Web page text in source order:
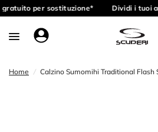
per sostituzione* Dividi i tuoi
Home / Calzino Sumomihi Traditional Flash